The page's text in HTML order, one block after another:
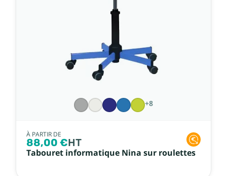
+8
À PARTIR DE
88,00 €HT
Tabouret informatique Nina sur roulettes